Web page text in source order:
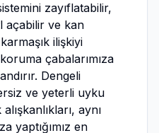
zayıflatabilir,
açabilir ve kan
ilişkiyi
çabalarımıza
Dengeli
ve yeterli uyku
aynı
yaptığımız en